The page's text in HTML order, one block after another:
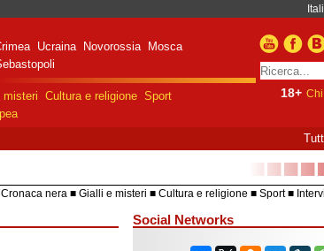
Ucraina Novorossia
Mosca
misteri Cultura e religione Sport
18+
Cronaca nera Gialli e misteri Cultura e religione Sport
Social Networks